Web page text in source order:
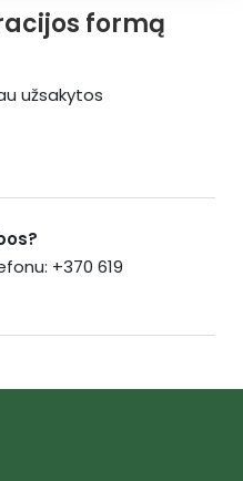
formą
užsakytos
+370 619